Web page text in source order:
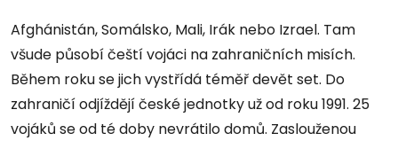
Afghánistán, Somálsko, Mali, Irák nebo Izrael. Tam
všude působí čeští vojáci na zahraničních misích.
Během roku se jich vystřídá téměř devět set. Do
zahraničí odjíždějí české jednotky už od roku 1991. 25
vojáků se od té doby nevrátilo domů. Zaslouženou